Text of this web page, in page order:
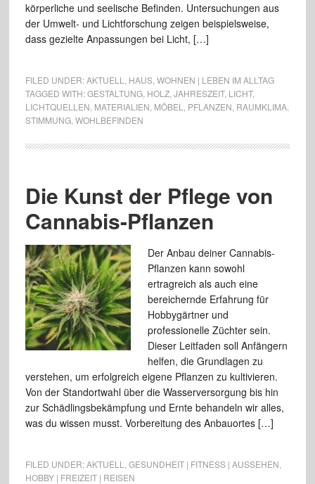
körperliche und seelische Befinden. Untersuchungen aus
der Umwelt- und Lichtforschung zeigen beispielsweise,
dass gezielte Anpassungen bei Licht, […]
FILED UNDER:AKTUELL HAUS, WOHNEN | LEBEN IM ALLTAG
TAGGED WITH:GESTALTUNG, HOLZ, JAHRESZEIT, LICHT,
LICHTQUELLEN MATERIALIEN MÖBEL PFLANZEN RAUMKLIMA,
STIMMUNG, WOHLBEFINDEN
Die Kunst der Pflege von
Cannabis-Pflanzen
Der Anbau deiner Cannabis-
Pflanzen kann sowohl
ertragreich als auch eine
bereichernde Erfahrung für
Hobbygärtner und
professionelle Züchter sein.
Dieser Leitfaden soll Anfängern
helfen, die Grundlagen zu
verstehen, um erfolgreich eigene Pflanzen zu kultivieren.
Von der Standortwahl über die Wasserversorgung bis hin
zur Schädlingsbekämpfung und Ernte behandeln wir alles,
was du wissen musst. Vorbereitung des Anbauortes […]
FILED UNDER:AKTUELL GESUNDHEIT | FITNESS | AUSSEHEN
HOBBY | FREIZEIT | REISEN